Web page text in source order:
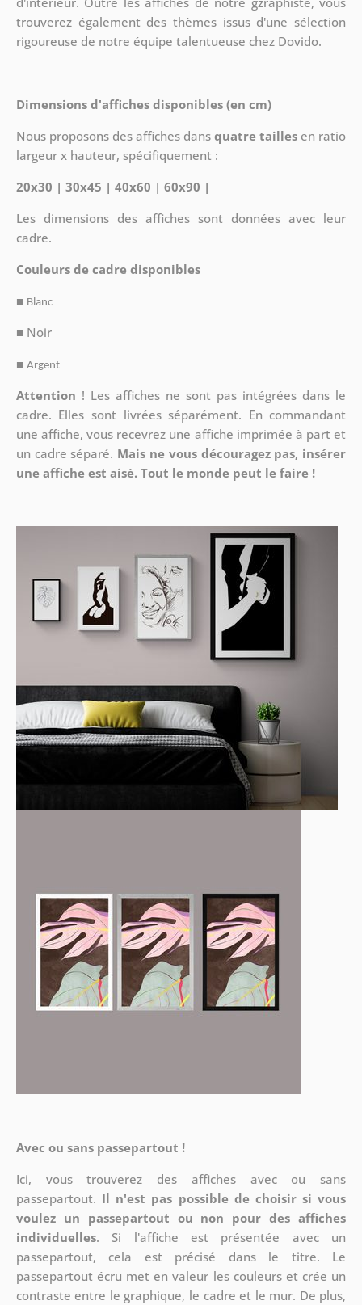
trouverez également des thèmes issus d'une sélection
rigoureuse de notre équipe talentueuse chez Dovido.
Dimensions d'affiches disponibles (en cm)
Nous proposons des affiches dansquatre tailles en ratio
largeur x hauteur, spécifiquement :
20x30 | 30x45 | 40x60 | 60x90 |
Les dimensions des affiches sont données avec leur
cadre.
Couleurs de cadre disponibles
■ Blanc
■ Noir
■ Argent
Attention ! Les affiches ne sont pas intégrées dans le
cadre. Elles sont livrées séparément. En commandant
une affiche, vous recevrez une affiche imprimée à part et
un cadre séparé. Mais ne vous découragez pas, insérer
une affiche est aisé. Tout le monde peut le faire !
Avec ou sans passepartout !
Ici, vous trouverez des affiches avec ou sans
passepartout. Il n'est pas possible de choisir si vous
voulez un passepartout ou non pour des affiches
individuelles. Si l'affiche est présentée avec un
passepartout, cela est précisé dans le titre. Le
passepartout écru met en valeur les couleurs et crée un
contraste entre le graphique, le cadre et le mur. De plus,